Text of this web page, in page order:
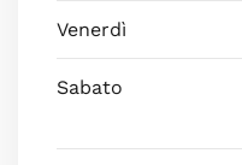
Venerdì
Sabato